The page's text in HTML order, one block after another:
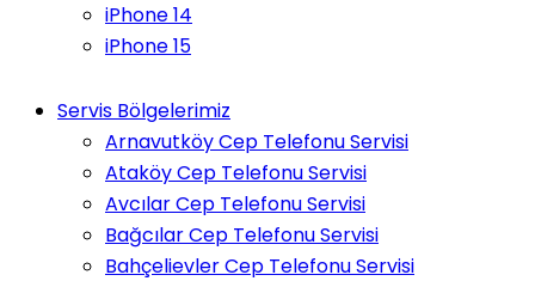
iPhone 14
iPhone 15
Servis Bölgelerimiz
Arnavutköy Cep Telefonu Servisi
Ataköy Cep Telefonu Servisi
Avcılar Cep Telefonu Servisi
Bağcılar Cep Telefonu Servisi
Bahçelievler Cep Telefonu Servisi